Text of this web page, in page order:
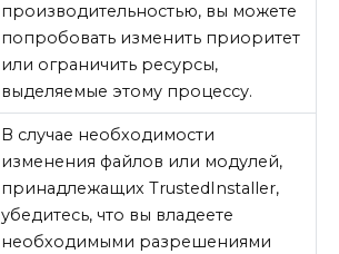
производительностью, вы можете
попробовать изменить приоритет
или ограничить ресурсы,
выделяемые этому процессу.
В случае необходимости
изменения файлов или модулей,
принадлежащих TrustedInstaller,
убедитесь, что вы владеете
необходимыми разрешениями